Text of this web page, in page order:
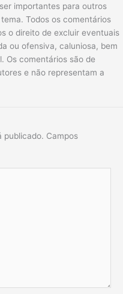
importantes para outros
Todos os comentários
o direito de excluir eventuais
ou ofensiva, caluniosa, bem
Os comentários são de
e não representam a
publicado. Campos